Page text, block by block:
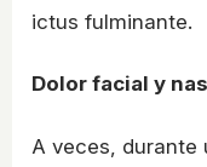
ictus fulminante.
Dolor facial y
A veces, durante